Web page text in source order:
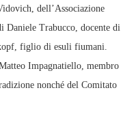
dell’Associazione
Trabucco, docente di
figlio di esuli fiumani.
Impagnatiello, membro
nonché del Comitato